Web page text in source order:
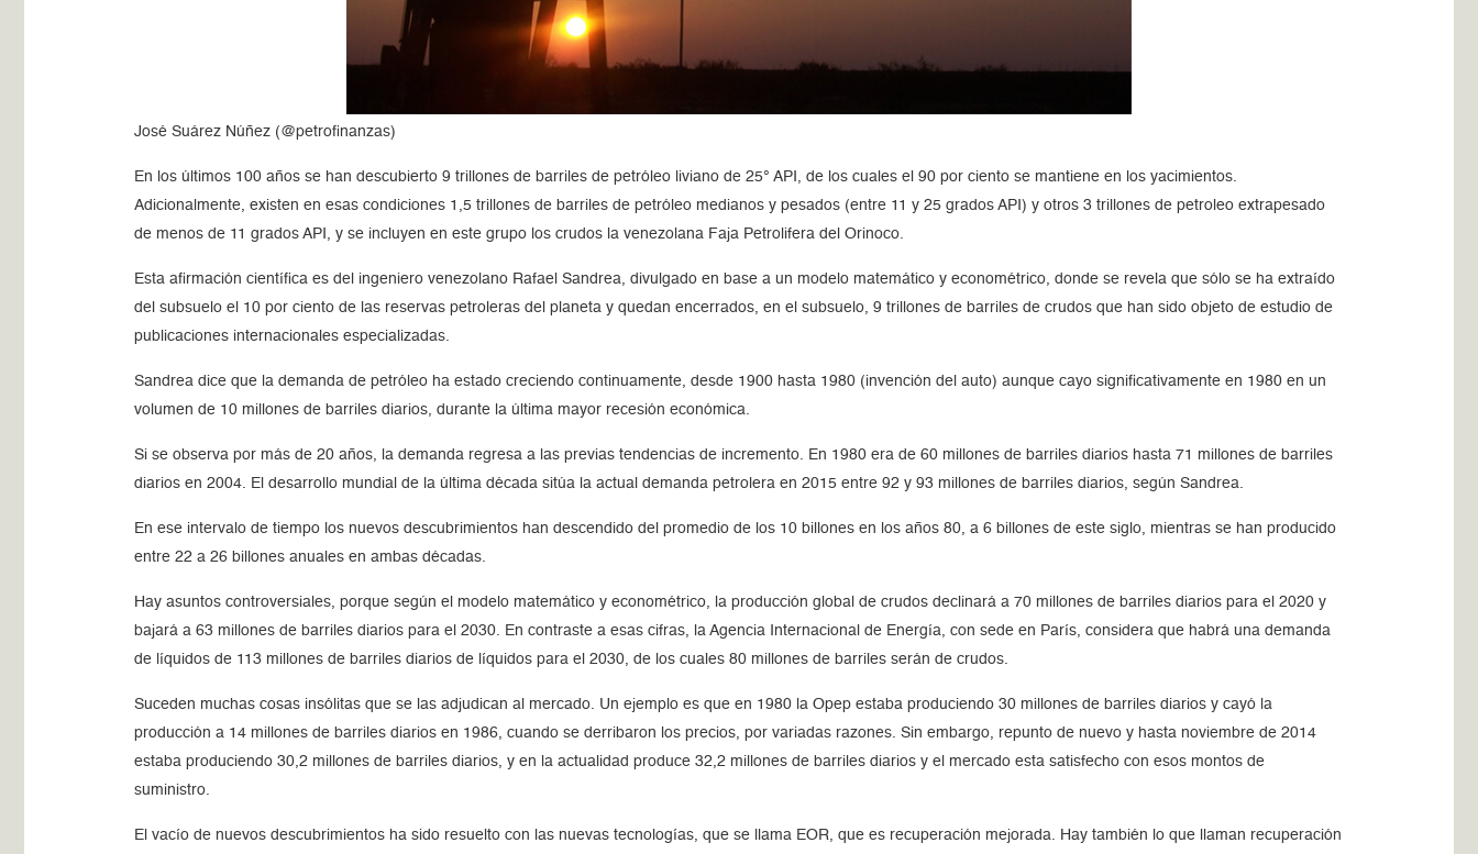
José Suárez Núñez (@petrofinanzas)
En los últimos 100 años se han descubierto 9 trillones de barriles de petróleo liviano de 25° API, de los cuales el 90 por ciento se mantiene en los yacimientos.
Adicionalmente, existen en esas condiciones 1,5 trillones de barriles de petróleo medianos y pesados (entre 11 y 25 grados API) y otros 3 trillones de petroleo extrapesado
de menos de 11 grados API, y se incluyen en este grupo los crudos la venezolana Faja Petrolifera del Orinoco.
Esta afirmación científica es del ingeniero venezolano Rafael Sandrea, divulgado en base a un modelo matemático y econométrico, donde se revela que sólo se ha extraído
del subsuelo el 10 por ciento de las reservas petroleras del planeta y quedan encerrados, en el subsuelo, 9 trillones de barriles de crudos que han sido objeto de estudio de
publicaciones internacionales especializadas.
Sandrea dice que la demanda de petróleo ha estado creciendo continuamente, desde 1900 hasta 1980 (invención del auto) aunque cayo significativamente en 1980 en un
volumen de 10 millones de barriles diarios, durante la última mayor recesión económica.
Si se observa por más de 20 años, la demanda regresa a las previas tendencias de incremento. En 1980 era de 60 millones de barriles diarios hasta 71 millones de barriles
diarios en 2004. El desarrollo mundial de la última década sitúa la actual demanda petrolera en 2015 entre 92 y 93 millones de barriles diarios, según Sandrea.
En ese intervalo de tiempo los nuevos descubrimientos han descendido del promedio de los 10 billones en los años 80, a 6 billones de este siglo, mientras se han producido
entre 22 a 26 billones anuales en ambas décadas.
Hay asuntos controversiales, porque según el modelo matemático y econométrico, la producción global de crudos declinará a 70 millones de barriles diarios para el 2020 y
bajará a 63 millones de barriles diarios para el 2030. En contraste a esas cifras, la Agencia Internacional de Energía, con sede en París, considera que habrá una demanda
de líquidos de 113 millones de barriles diarios de líquidos para el 2030, de los cuales 80 millones de barriles serán de crudos.
Suceden muchas cosas insólitas que se las adjudican al mercado. Un ejemplo es que en 1980 la Opep estaba produciendo 30 millones de barriles diarios y cayó la
producción a 14 millones de barriles diarios en 1986, cuando se derribaron los precios, por variadas razones. Sin embargo, repunto de nuevo y hasta noviembre de 2014
estaba produciendo 30,2 millones de barriles diarios, y en la actualidad produce 32,2 millones de barriles diarios y el mercado esta satisfecho con esos montos de
suministro.
El vacío de nuevos descubrimientos ha sido resuelto con las nuevas tecnologías, que se llama EOR, que es recuperación mejorada. Hay también lo que llaman recuperación